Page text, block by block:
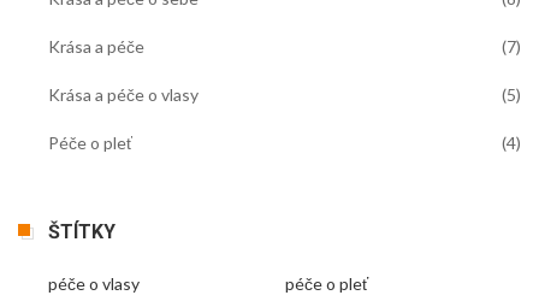
Krása a péče (7)
Krása a péče o vlasy (5)
Péče o pleť (4)
ŠTÍTKY
péče o vlasy péče o pleť